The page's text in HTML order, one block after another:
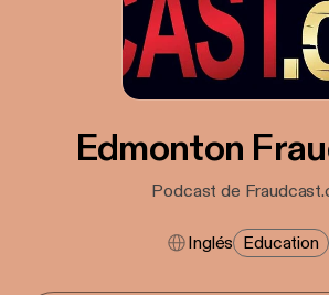
Edmonton
Podcast de
Inglés Education